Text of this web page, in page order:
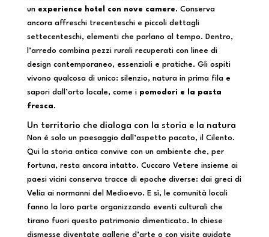
un experience hotel con nove camere. Conserva
ancora affreschi trecenteschi e piccoli dettagli
settecenteschi, elementi che parlano al tempo. Dentro,
l’arredo combina pezzi rurali recuperati con linee di
design contemporaneo, essenziali e pratiche. Gli ospiti
vivono qualcosa di unico: silenzio, natura in prima fila e
sapori dall’orto locale, come i pomodori e la pasta
fresca.
Un territorio che dialoga con la storia e la natura
Non è solo un paesaggio dall’aspetto pacato, il Cilento.
Qui la storia antica convive con un ambiente che, per
fortuna, resta ancora intatto. Cuccaro Vetere insieme ai
paesi vicini conserva tracce di epoche diverse: dai greci di
Velia ai normanni del Medioevo. E sì, le comunità locali
fanno la loro parte organizzando eventi culturali che
tirano fuori questo patrimonio dimenticato. In chiese
dismesse diventate gallerie d’arte o con visite guidate